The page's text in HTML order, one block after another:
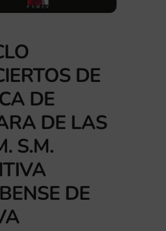
DE
DE
DE LAS
S.M.
DE